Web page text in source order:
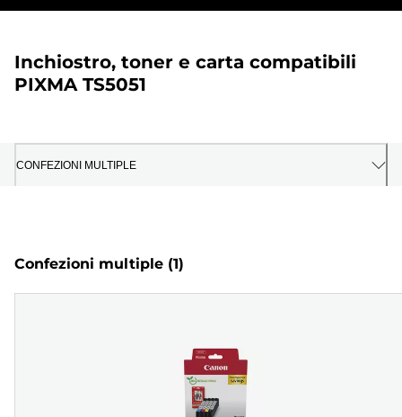
Inchiostro, toner e carta compatibili
PIXMA TS5051
CONFEZIONI MULTIPLE
Confezioni multiple (1)